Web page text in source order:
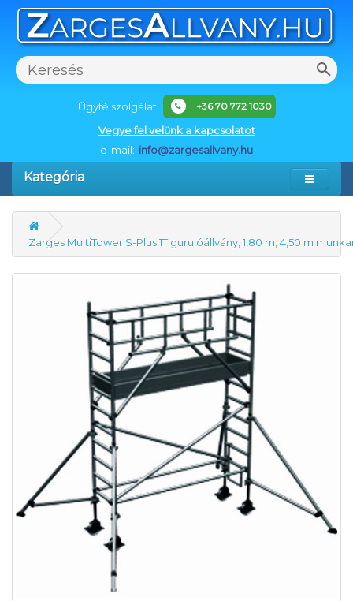
Ügyfélszolgálat: +36 70 772 1030
Vegye fel velünk a kapcsolatot
e-mail: info@zargesallvany.hu
Kategória
Zarges MultiTower S-Plus 1T gurulóállvány, 1,80 m, 4,50 m